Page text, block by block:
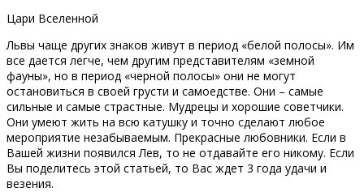
Цари Вселенной
Львы чаще других знаков живут в период «белой полосы». Им
все дается легче, чем другим представителям «земной
фауны», но в период «черной полосы» они не могут
остановиться в своей грусти и самоедстве. Они – самые
сильные и самые страстные. Мудрецы и хорошие советчики.
Они умеют жить на всю катушку и точно сделают любое
мероприятие незабываемым. Прекрасные любовники. Если в
Вашей жизни появился Лев, то не отдавайте его никому. Если
Вы поделитесь этой статьей, то Вас ждет 3 года удачи и
везения.